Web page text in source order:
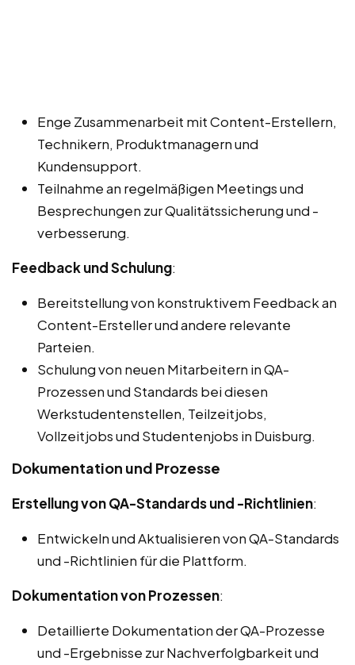
Enge Zusammenarbeit mit Content-Erstellern,
Technikern, Produktmanagern und
Kundensupport.
Teilnahme an regelmäßigen Meetings und
Besprechungen zur Qualitätssicherung und -
verbesserung.
Feedback und Schulung:
Bereitstellung von konstruktivem Feedback an
Content-Ersteller und andere relevante
Parteien.
Schulung von neuen Mitarbeitern in QA-
Prozessen und Standards bei diesen
Werkstudentenstellen, Teilzeitjobs,
Vollzeitjobs und Studentenjobs in Duisburg.
Dokumentation und Prozesse
Erstellung von QA-Standards und -Richtlinien:
Entwickeln und Aktualisieren von QA-Standards
und -Richtlinien für die Plattform.
Dokumentation von Prozessen:
Detaillierte Dokumentation der QA-Prozesse
und -Ergebnisse zur Nachverfolgbarkeit und